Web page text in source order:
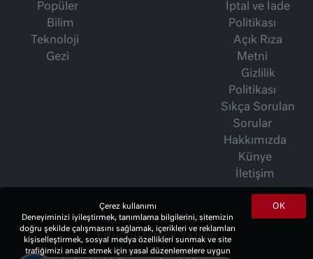
Popüler
Bilim
Teknoloji
Gezi
İptal ve İade
Politikası
Açık Rıza
Metni
Gizlilik
Politikası
Sıkça Sorulan
Sorular
Hakkımızda
Künye
İletişim
İsmet Berkan Yazıları
Ertuğrul Özkök Yazıları
Haftalık Gazete
OK
Çerez kullanımı
Deneyiminizi iyileştirmek, tanımlama bilgilerini, sitemizin
doğru şekilde çalışmasını sağlamak, içerikleri ve reklamları
kişiselleştirmek, sosyal medya özellikleri sunmak ve site
trafiğimizi analiz etmek için yasal düzenlemelere uygun